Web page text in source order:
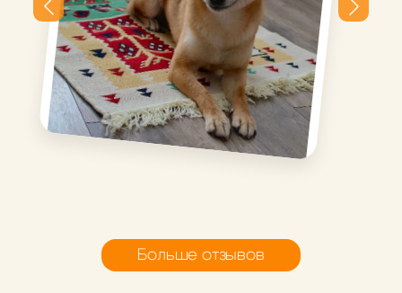
Миниковрик Березки
Миниковрик Березки
Больше отзывов